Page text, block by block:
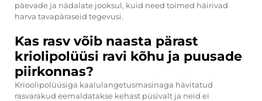
päevade ja nädalate jooksul, kuid need toimed häirivad
harva tavapäraseid tegevusi.
Kas rasv võib naasta pärast
kriolipolüüsi ravi kõhu ja puusade
piirkonnas?
Krioolipolüüsiga kaalulangetusmasinaga hävitatud
rasvarakud eemaldatakse kehast püsivalt ja neid ei